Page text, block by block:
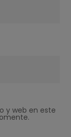
y web en este